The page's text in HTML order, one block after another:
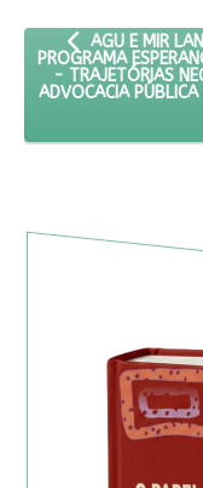
ARTIGO
AGU E MIR
PROGRAMA
- TRAJETÓRIAS
ADVOCACIA